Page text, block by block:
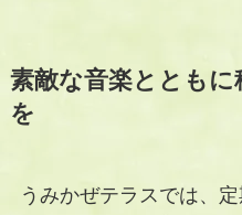
素敵な音楽ととも
を
うみかぜテラスでは、